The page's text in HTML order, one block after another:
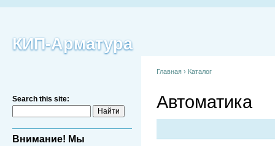
КИП-Арматура
Search this site:
Внимание! Мы
Главная › Каталог
Автоматика